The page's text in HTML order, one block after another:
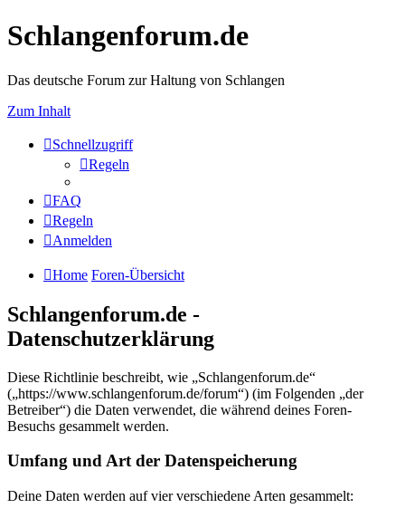
Schlangenforum.de
Das deutsche Forum zur Haltung von Schlangen
Zum Inhalt
Schnellzugriff
Regeln
FAQ
Regeln
Anmelden
Home Foren-Übersicht
Schlangenforum.de -
Datenschutzerklärung
Diese Richtlinie beschreibt, wie „Schlangenforum.de“
(„https://www.schlangenforum.de/forum“) (im Folgenden „der
Betreiber“) die Daten verwendet, die während deines Foren-
Besuchs gesammelt werden.
Umfang und Art der Datenspeicherung
Deine Daten werden auf vier verschiedene Arten gesammelt: